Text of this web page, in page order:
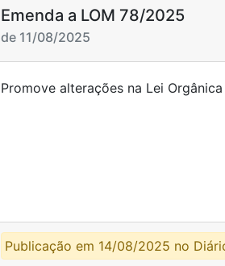
Emenda a LOM 78/2025
de 11/08/2025
Promove alterações na
Publicação em 14/08/2025 no